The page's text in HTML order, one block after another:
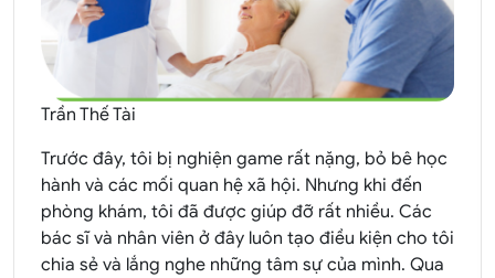
Trần Thế Tài
Trước đây, tôi bị nghiện game rất nặng, bỏ bê học
hành và các mối quan hệ xã hội. Nhưng khi đến
phòng khám, tôi đã được giúp đỡ rất nhiều. Các
bác sĩ và nhân viên ở đây luôn tạo điều kiện cho tôi
chia sẻ và lắng nghe những tâm sự của mình. Qua